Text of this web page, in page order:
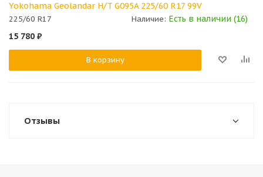
Yokohama Geolandar H/T G095A 225/60 R17 99V
225/60 R17 Наличие: Есть в наличии (16)
15 780 ₽
В корзину
Отзывы